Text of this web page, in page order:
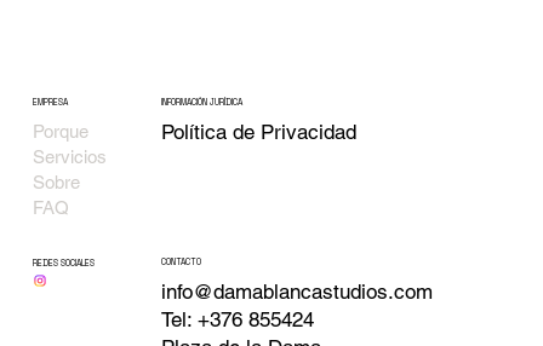
EMPRESA
Porque
Servicios
Sobre
FAQ
INFORMACIÓN JURÍDICA
Política de Privacidad
REDES SOCIALES CONTACTO
info@damablancastudios.com
Tel: +376 855424